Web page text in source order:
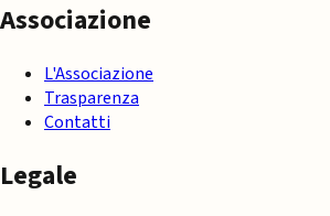
Associazione
L'Associazione
Trasparenza
Contatti
Legale